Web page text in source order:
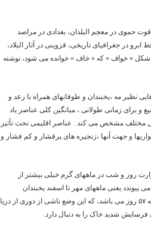
حموی در معجم البلدان، بغدادی در مراصد
در جغرافیای تاریخی، قزوینی در آثار البلاد،
به شکل « خواف » که « خاف » خوانده می شود، نوشته
نظیر مه ،یخبندان و طوفانهای همراه با رعد و
و برای زمانی طولانی ، میانگین کلی عناصر یاد
مختلف مشخص می کند . عناصر اقلیمی تحت تأثیر
و جهت آنها ،زنجیره های پرفشار و کم فشار و
روز و شب در ماههای گرم خیلی بیشتر از
از سال یخبندان به وقوع می پیوندد یعنی ماههای مهر تا اسفند یخبندان
مشاهده می شود. اما حداکثر یخبندانها در دیماه به وقوع پیوسته متوسط سالانه ۵۷ روز می باشد، که این وضع ناشی از دوری از دریا
شدید خاک را به دنبال دارد.